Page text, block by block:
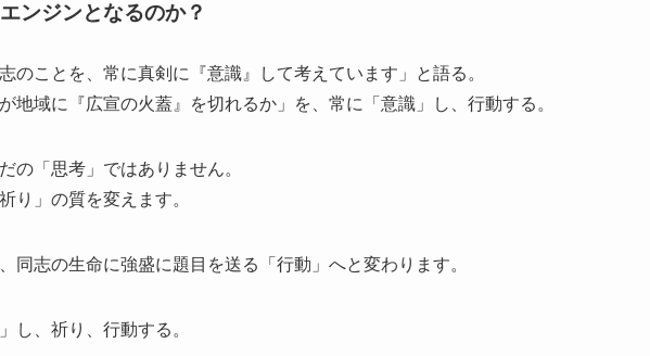
ンジンとなるのか？
のことを、常に真剣に『意識』して考えています」と語る。
地域に『広宣の火蓋』を切れるか」を、常に「意識」し、行動する。
の「思考」ではありません。
り」の質を変えます。
同志の生命に強盛に題目を送る「行動」へと変わります。
し、祈り、行動する。